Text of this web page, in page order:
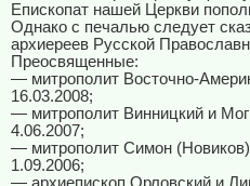
Епископат нашей Церкви
Однако с печалью следует
архиереев Русской
Преосвященные:
— митрополит Восточно-
16.03.2008;
— митрополит Винницкий и
4.06.2007;
— митрополит Симон
1.09.2006;